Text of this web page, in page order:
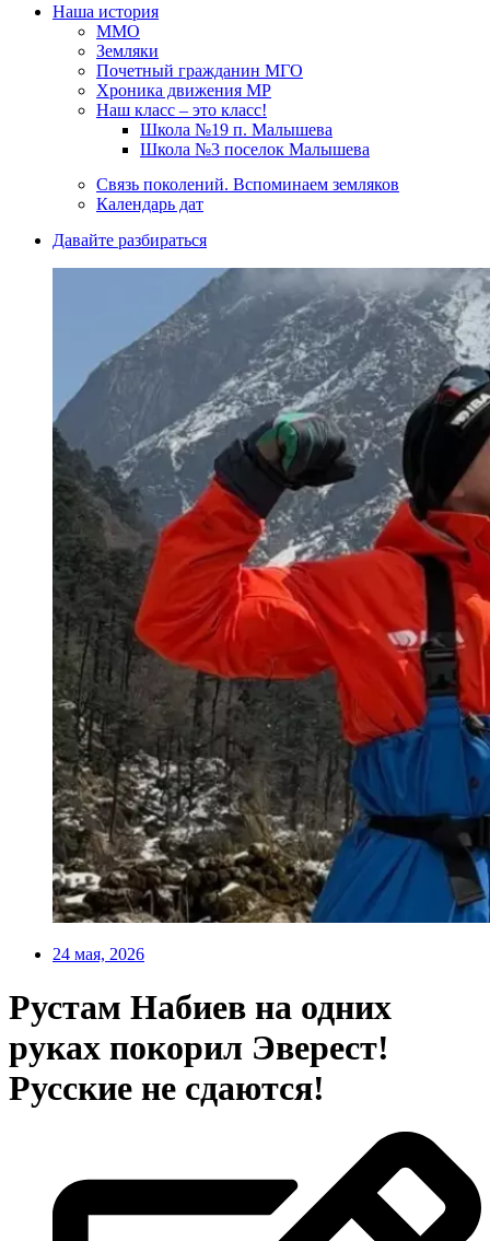
Наша история
ММО
Земляки
Почетный гражданин МГО
Хроника движения МР
Наш класс – это класс!
Школа №19 п. Малышева
Школа №3 поселок Малышева
Связь поколений. Вспоминаем земляков
Календарь дат
Давайте разбираться
24 мая, 2026
Рустам Набиев на одних
руках покорил Эверест!
Русские не сдаются!